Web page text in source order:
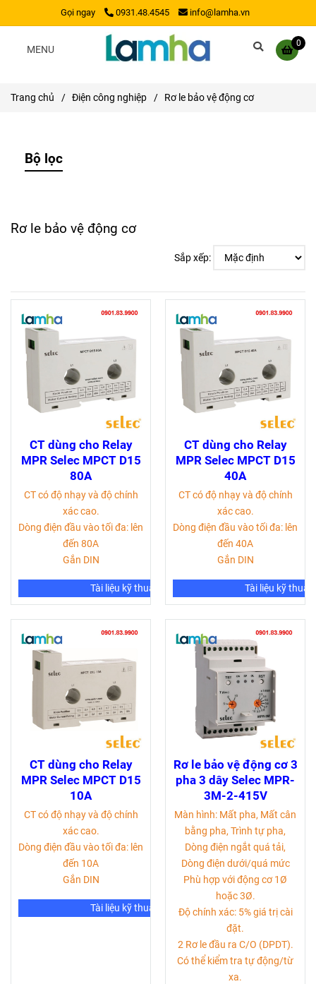
Gọi ngay 0931.48.4545 info@lamha.vn
0
MENU
Trang chủ / Điện công nghiệp / Rơ le bảo vệ động cơ
Bộ lọc
Rơ le bảo vệ động cơ
Sắp xếp:
CT dùng cho Relay
MPR Selec MPCT D15
80A
CT có độ nhạy và độ chính
xác cao.
Dòng điện đầu vào tối đa: lên
đến 80A
Gắn DIN
Tài liệu kỹ thuật
CT dùng cho Relay
MPR Selec MPCT D15
40A
CT có độ nhạy và độ chính
xác cao.
Dòng điện đầu vào tối đa: lên
đến 40A
Gắn DIN
Tài liệu kỹ thuật
CT dùng cho Relay
MPR Selec MPCT D15
10A
CT có độ nhạy và độ chính
xác cao.
Dòng điện đầu vào tối đa: lên
đến 10A
Gắn DIN
Tài liệu kỹ thuật
Rơ le bảo vệ động cơ 3
pha 3 dây Selec MPR-
3M-2-415V
Màn hình: Mất pha, Mất cân
bằng pha, Trình tự pha,
Dòng điện ngắt quá tải,
Dòng điện dưới/quá mức
Phù hợp với động cơ 1Ø
hoặc 3Ø.
Độ chính xác: 5% giá trị cài
đặt.
2 Rơ le đầu ra C/O (DPDT).
Có thể kiểm tra tự động/từ
xa.